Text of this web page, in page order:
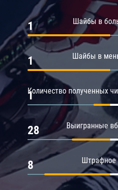
Шайбы в
1
Шайбы в
1
Количество полученных
1
Выигранные
28
Штрафное
8